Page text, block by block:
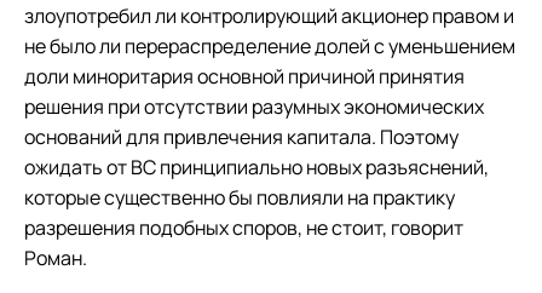
злоупотребил ли контролирующий акционер правом и
не было ли перераспределение долей с уменьшением
доли миноритария основной причиной принятия
решения при отсутствии разумных экономических
оснований для привлечения капитала. Поэтому
ожидать от ВС принципиально новых разъяснений,
которые существенно бы повлияли на практику
разрешения подобных споров, не стоит, говорит
Роман.